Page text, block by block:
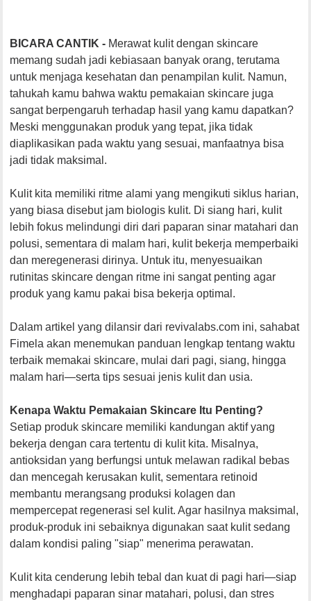
BICARA CANTIK - Merawat kulit dengan skincare
memang sudah jadi kebiasaan banyak orang, terutama
untuk menjaga kesehatan dan penampilan kulit. Namun,
tahukah kamu bahwa waktu pemakaian skincare juga
sangat berpengaruh terhadap hasil yang kamu dapatkan?
Meski menggunakan produk yang tepat, jika tidak
diaplikasikan pada waktu yang sesuai, manfaatnya bisa
jadi tidak maksimal.
Kulit kita memiliki ritme alami yang mengikuti siklus harian,
yang biasa disebut jam biologis kulit. Di siang hari, kulit
lebih fokus melindungi diri dari paparan sinar matahari dan
polusi, sementara di malam hari, kulit bekerja memperbaiki
dan meregenerasi dirinya. Untuk itu, menyesuaikan
rutinitas skincare dengan ritme ini sangat penting agar
produk yang kamu pakai bisa bekerja optimal.
Dalam artikel yang dilansir dari revivalabs.com ini, sahabat
Fimela akan menemukan panduan lengkap tentang waktu
terbaik memakai skincare, mulai dari pagi, siang, hingga
malam hari—serta tips sesuai jenis kulit dan usia.
Kenapa Waktu Pemakaian Skincare Itu Penting?
Setiap produk skincare memiliki kandungan aktif yang
bekerja dengan cara tertentu di kulit kita. Misalnya,
antioksidan yang berfungsi untuk melawan radikal bebas
dan mencegah kerusakan kulit, sementara retinoid
membantu merangsang produksi kolagen dan
mempercepat regenerasi sel kulit. Agar hasilnya maksimal,
produk-produk ini sebaiknya digunakan saat kulit sedang
dalam kondisi paling "siap" menerima perawatan.
Kulit kita cenderung lebih tebal dan kuat di pagi hari—siap
menghadapi paparan sinar matahari, polusi, dan stres